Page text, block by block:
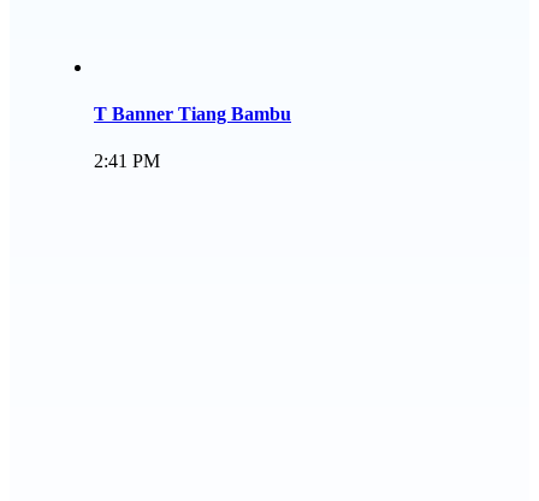
T Banner Tiang Bambu
2:41 PM